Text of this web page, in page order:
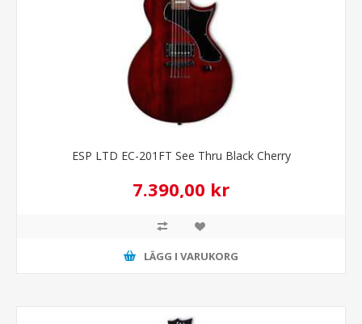
ESP LTD EC-201FT See Thru Black Cherry
7.390,00 kr
LÄGG I VARUKORG